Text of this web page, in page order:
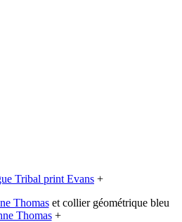
Tribal print Evans +
Thomaset collier géométrique bleu
Thomas+